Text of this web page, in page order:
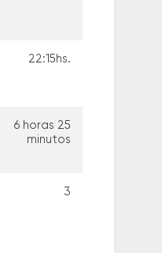
22:15hs.
6 horas 25
minutos
3